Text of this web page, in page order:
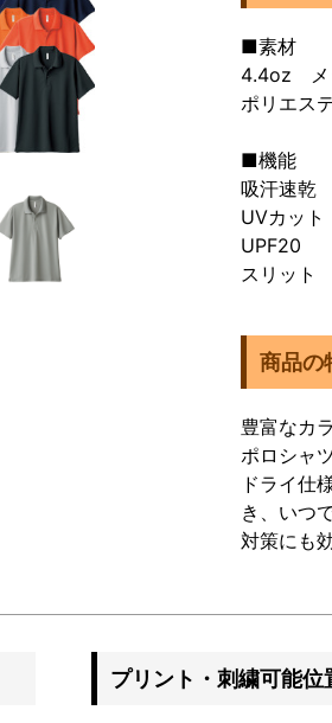
■素材
4.4oz メ
ポリエス
■機能
吸汗速乾
UVカット
UPF20
スリット
商品の
豊富なカ
ポロシャ
ドライ仕
き、いつ
対策にも
プリント・刺繍可能位